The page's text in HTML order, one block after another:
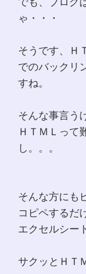
ゃ・・・
そうです、Ｈ
でのバックリ
すね。
そんな事言う
ＨＴＭＬって
し。。。
そんな方にも
コピペするだ
エクセルシー
サクッとＨＴ